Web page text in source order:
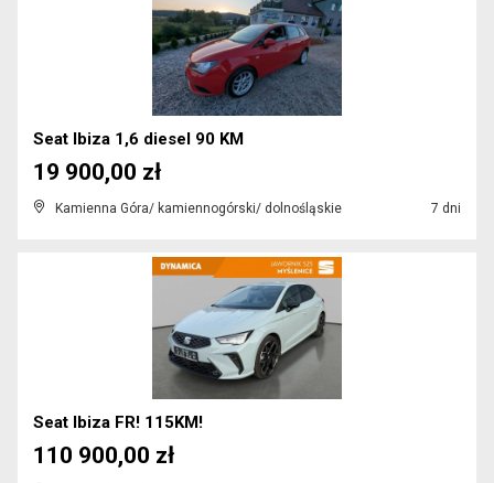
Seat Ibiza 1,6 diesel 90 KM
Kamienna Góra/ kamiennogórski/ dolnośląskie 7 dni
19 900,00 zł
Seat Ibiza FR! 115KM!
110 900,00 zł